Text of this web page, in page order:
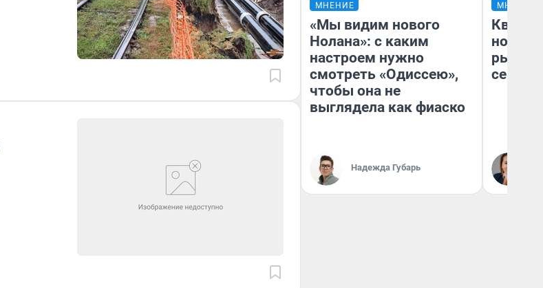
МНЕНИЕ
«Мы видим нового
Нолана»: с каким
настроем нужно
смотреть «Одиссею»,
чтобы она не
выглядела как фиаско
Надежда Губарь
МНЕНИЕ
но
рынок